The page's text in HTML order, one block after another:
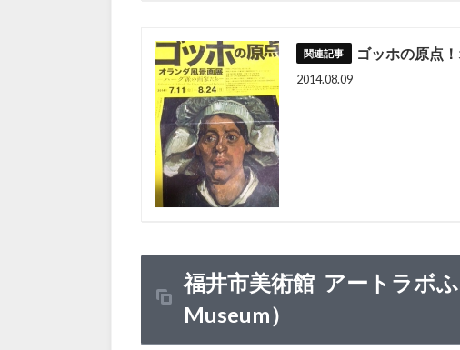
ゴッホの原点
2014.08.09
福井市美術館 アートラボ
Museum）